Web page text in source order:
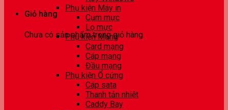
Giỏ hàng
Chưa có sản phẩm trong giỏ hàng.
Phụ kiện Máy in
Cụm mực
Lọ mực
Phụ kiện Mạng
Card mạng
Cáp mạng
Đầu mạng
Phụ kiện Ổ cứng
Cáp sata
Thanh tản nhiệt
Caddy Bay